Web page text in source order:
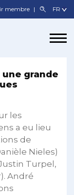
membre
une grande
les
a eu lieu
de
Nieles)
Turpel,
André